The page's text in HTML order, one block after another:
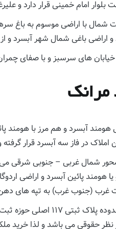
امام خمینی قرار دارد و
شمال با اراضی موسوم به باغ
و اراضی باغی شمال شهر آبسرد و
های سرسبز و با صفای
آبسرد و هم مرز با هومند
املاک در فاز سه آبسرد قرار
شمال غربی – جنوبی شرقی می
هومند پائین آبسرد و اراضی
غرب (جنوب غرب) به تپه های دهن
کل این منطقه در
نظر حقوقی می باشد و لذا خرید